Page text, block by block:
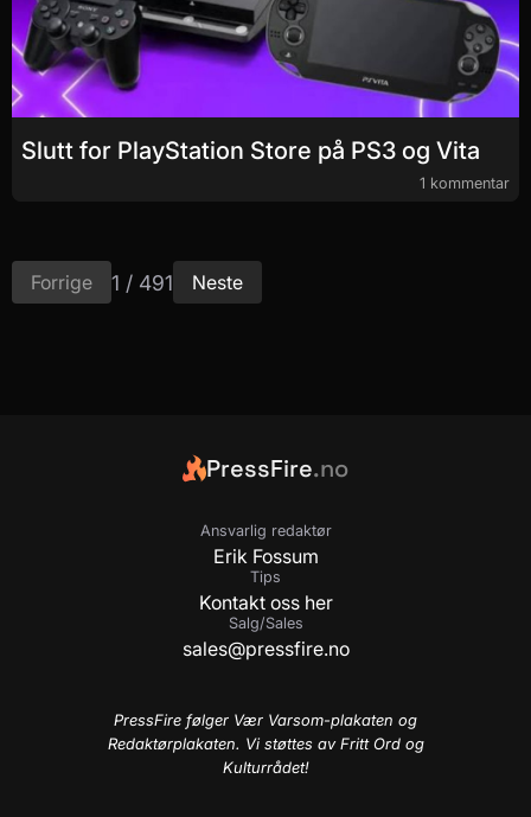
Slutt for PlayStation Store på PS3 og Vita
1 kommentar
Forrige 1 / 491 Neste
PressFire.no
Ansvarlig redaktør
Erik Fossum
Tips
Kontakt oss her
Salg/Sales
sales@pressfire.no
PressFire følger Vær Varsom-plakaten og
Redaktørplakaten. Vi støttes av Fritt Ord og
Kulturrådet!